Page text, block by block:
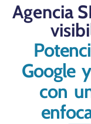
Agencia
Google
con